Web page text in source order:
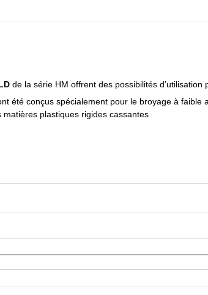
de la série HM offrent des possibilités d’utilisation
été conçus spécialement pour le broyage à faible
matières plastiques rigides cassantes